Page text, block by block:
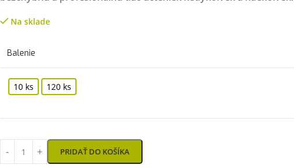
Na sklade
Balenie
10 ks 120 ks
PRIDAŤ DO KOŠÍKA